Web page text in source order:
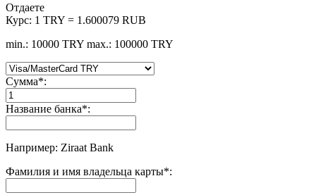
Отдаете
Курс: 1 TRY = 1.600079 RUB
min.: 10000 TRY max.: 100000 TRY
Сумма*:
Название банка*:
Например: Ziraat Bank
Фамилия и имя владельца карты*: